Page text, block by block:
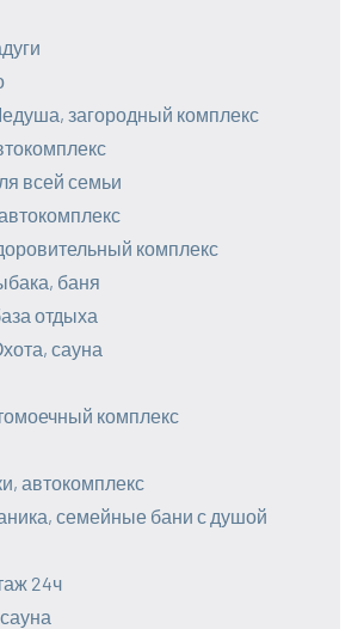
загородный комплекс
всей семьи
комплекс
баня
отдыха
сауна
комплекс
автокомплекс
семейные бани с душой
24ч